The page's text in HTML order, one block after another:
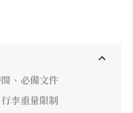
、必備文件
李重量限制